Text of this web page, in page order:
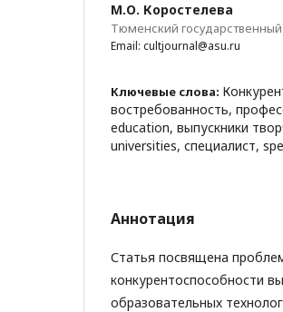
М.О. Коростелева
Тюменский государственный
Email: cultjournal@asu.ru
Ключевые слова:
востребованность,
education, выпускники
universities, специалист,
Аннотация
Статья посвящена
конкурентоспособности
образовательных